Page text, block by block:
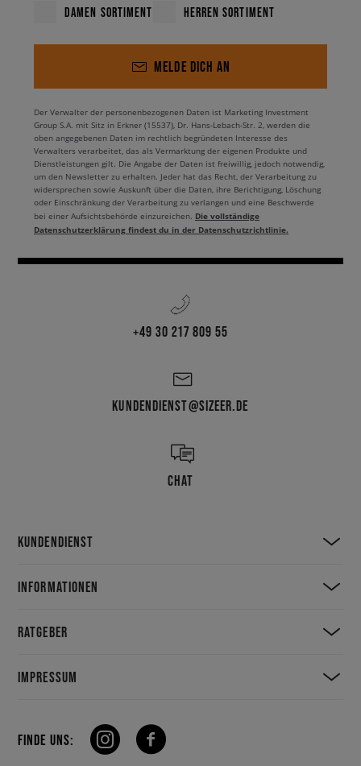
DAMEN SORTIMENT HERREN SORTIMENT
MELDE DICH AN
Der Verwalter der personenbezogenen Daten ist Marketing Investment
Group S.A. mit Sitz in Erkner (15537), Dr. Hans-Lebach-Str. 2, werden die
oben angegebenen Daten im rechtlich begründeten Interesse des
Verwalters verarbeitet, das als Vermarktung der eigenen Produkte und
Dienstleistungen gilt. Die Angabe der Daten ist freiwillig, jedoch notwendig,
um den Newsletter zu erhalten. Jeder hat das Recht, der Verarbeitung zu
widersprechen sowie Auskunft über die Daten, ihre Berichtigung, Löschung
oder Einschränkung der Verarbeitung zu verlangen und eine Beschwerde
bei einer Aufsichtsbehörde einzureichen. Die vollständige
Datenschutzerklärung findest du in der Datenschutzrichtlinie.
+49 30 217 809 55
KUNDENDIENST@SIZEER.DE
CHAT
KUNDENDIENST
INFORMATIONEN
RATGEBER
IMPRESSUM
FINDE UNS: